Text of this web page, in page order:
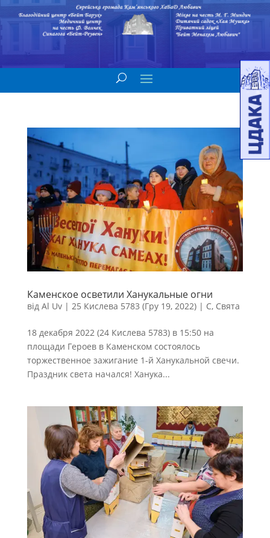
Каменское осветили Ханукальные огни
від Al Uv| 25 Кислева 5783 (Гру 19, 2022)| С, Свята
18 декабря 2022 (24 Кислева 5783) в 15:50 на
площади Героев в Каменском состоялось
торжественное зажигание 1-й Ханукальной свечи.
Праздник света начался! Ханука...